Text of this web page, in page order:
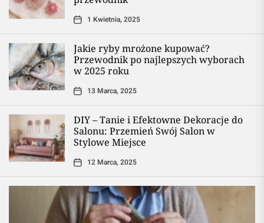
1 Kwietnia, 2025
Jakie ryby mrożone kupować?
Przewodnik po najlepszych wyborach
w 2025 roku
13 Marca, 2025
DIY – Tanie i Efektowne Dekoracje do
Salonu: Przemień Swój Salon w
Stylowe Miejsce
12 Marca, 2025